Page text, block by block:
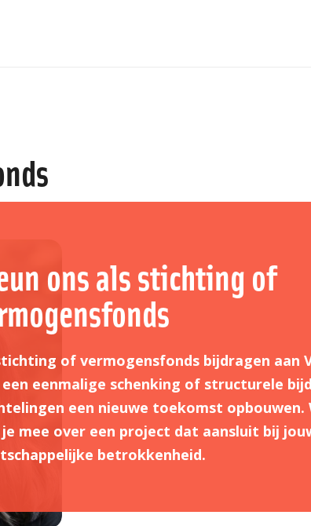
ons als stichting of
of vermogensfonds bijdragen aan
eenmalige schenking of structurele
een nieuwe toekomst opbouwen.
mee over een project dat aansluit bij
betrokkenheid.